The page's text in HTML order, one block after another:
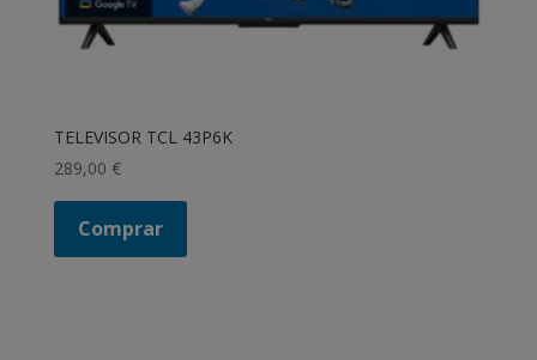
TELEVISOR TCL 43P6K
289,00 €
Comprar